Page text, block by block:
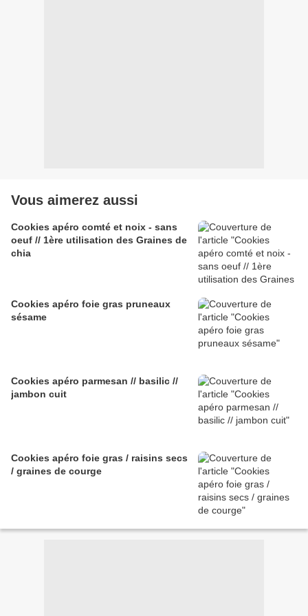
Vous aimerez aussi
Cookies apéro comté et noix - sans
oeuf // 1ère utilisation des Graines de
chia
Cookies apéro foie gras pruneaux
sésame
Cookies apéro parmesan // basilic //
jambon cuit
Cookies apéro foie gras / raisins secs
/ graines de courge